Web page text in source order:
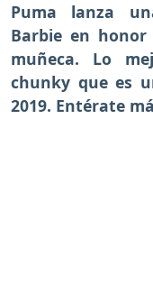
Puma lanza
Barbie en
muñeca. Lo
chunky que es
2019. Entérate